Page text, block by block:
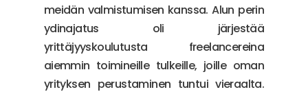
meidän valmistumisen kanssa. Alun perin
ydinajatus oli järjestää
yrittäjyyskoulutusta freelancereina
aiemmin toimineille tulkeille, joille oman
yrityksen perustaminen tuntui vieraalta.